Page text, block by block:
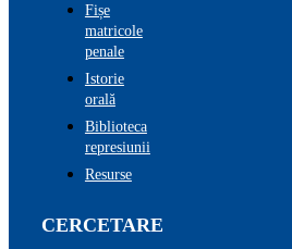
Fișe
matricole
penale
Istorie
orală
Biblioteca
represiunii
Resurse
CERCETARE